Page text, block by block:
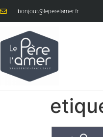
bonjour@leperelamer.fr